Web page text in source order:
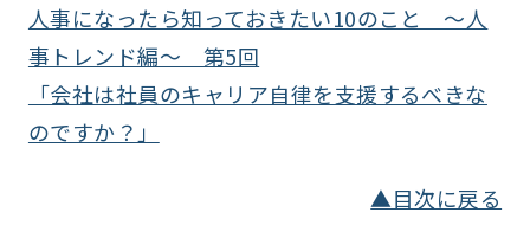
人事になったら知っておきたい10のこと 〜人
事トレンド編〜 第5回
「会社は社員のキャリア自律を支援するべきな
のですか？」
▲目次に戻る